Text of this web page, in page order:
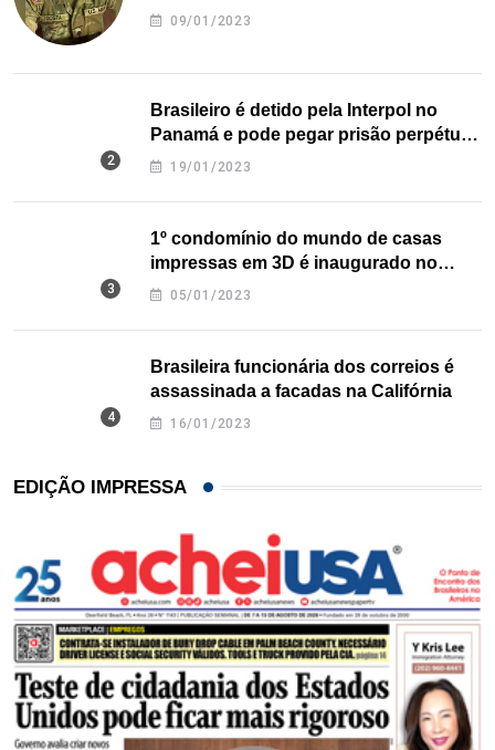
09/01/2023
Brasileiro é detido pela Interpol no
Panamá e pode pegar prisão perpétua
nos EUA
19/01/2023
1º condomínio do mundo de casas
impressas em 3D é inaugurado no
Texas
05/01/2023
Brasileira funcionária dos correios é
assassinada a facadas na Califórnia
16/01/2023
EDIÇÃO IMPRESSA